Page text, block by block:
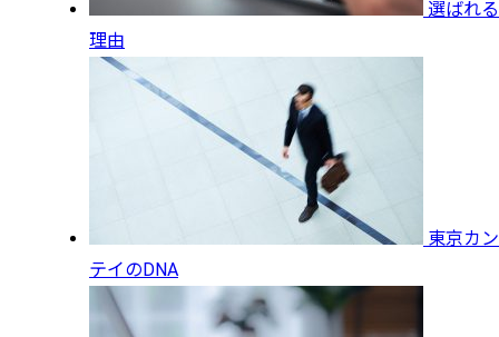
選ばれる
理由
東京カン
テイのDNA